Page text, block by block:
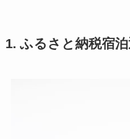
1. ふるさと納税宿